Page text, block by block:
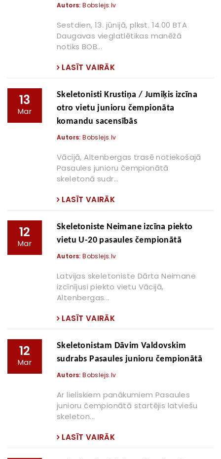
Autors: Bobslejs.lv
Sestdien, 13. jūnijā, plkst. 14.00 BTA
Daugavas vieglatlētikas manēžā
notiks BOB...
LASĪT VAIRĀK
13
Mar
Skeletonisti Krustiņa / Jumiķis izcīna
otro vietu junioru čempionāta
komandu sacensībās
Autors: Bobslejs.lv
Vācijā, Altenbergas trasē notiekošajā
Pasaules junioru čempionātā
skeletonā sudr...
LASĪT VAIRĀK
12
Mar
Skeletoniste Neimane izcīna piekto
vietu U-20 pasaules čempionātā
Autors: Bobslejs.lv
Latvijas skeletoniste Dārta Neimane
izcīnījusi piekto vietu Vācijā,
Altenbergas...
LASĪT VAIRĀK
12
Mar
Skeletonistam Dāvim Valdovskim
sudrabs Pasaules junioru čempionātā
Autors: Bobslejs.lv
Ar lieliskiem panākumiem Pasaules
junioru čempionātā startējis latviešu
skeleton...
LASĪT VAIRĀK